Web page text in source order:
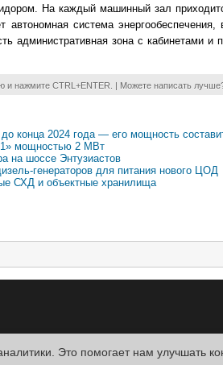
На каждый машинный зал
система
административная зона с кабинетами
нажмите CTRL+ENTER. | Можете написать
конца 2024 года — его мощность
1» мощностью 2 МВт
на шоссе Энтузиастов
генераторов для питания нового ЦОД
СХД и объектные хранилища
Это помогает нам улучшать